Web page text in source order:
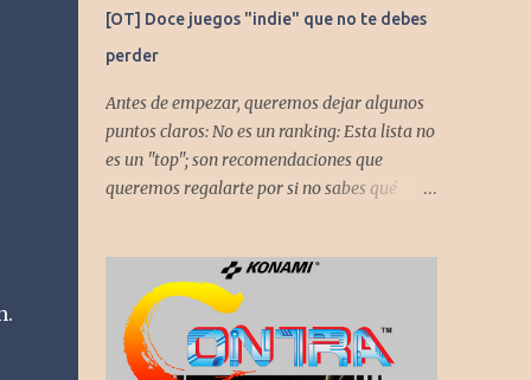
[OT] Doce juegos "indie" que no te debes
perder
Antes de empezar, queremos dejar algunos
puntos claros: No es un ranking: Esta lista no
es un "top"; son recomendaciones que
queremos regalarte por si no sabes qué
fuertes de cada título, pero todos tienen
profundidad de sobra para explorar.
Variedad de géneros: Hemos evitado repetir
géneros para asegurar que, al menos uno, se